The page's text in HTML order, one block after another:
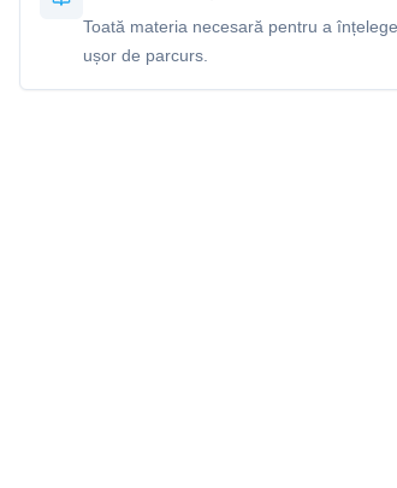
Toată materia necesară pentru a
ușor de parcurs.